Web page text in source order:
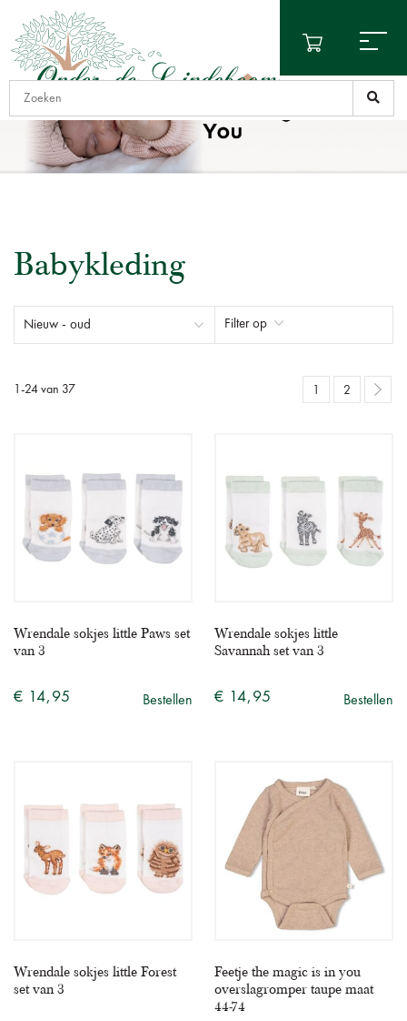
Babykleding
Filter op
-24 van 37 2
Wrendale sokjes little Paws set
van 3
€ 14,95 Bestellen
Wrendale sokjes little
Savannah set van 3
€ 14,95 Bestellen
Wrendale sokjes little Forest
set van 3
Feetje the magic is in you
overslagromper taupe maat
44-74